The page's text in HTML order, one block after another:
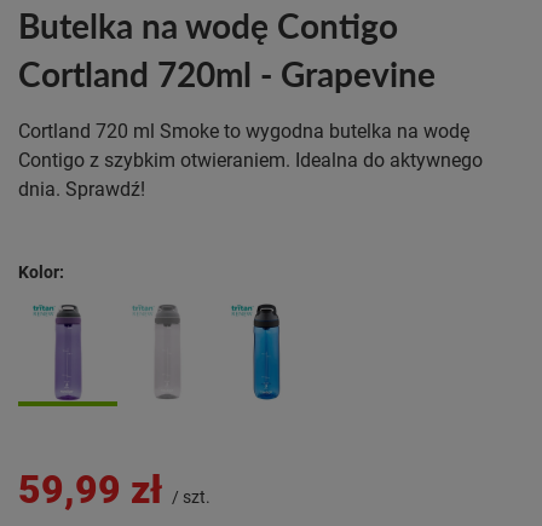
Butelka na wodę Contigo
Cortland 720ml - Grapevine
Cortland 720 ml Smoke to wygodna butelka na wodę
Contigo z szybkim otwieraniem. Idealna do aktywnego
dnia. Sprawdź!
Kolor
59,99 zł / szt.